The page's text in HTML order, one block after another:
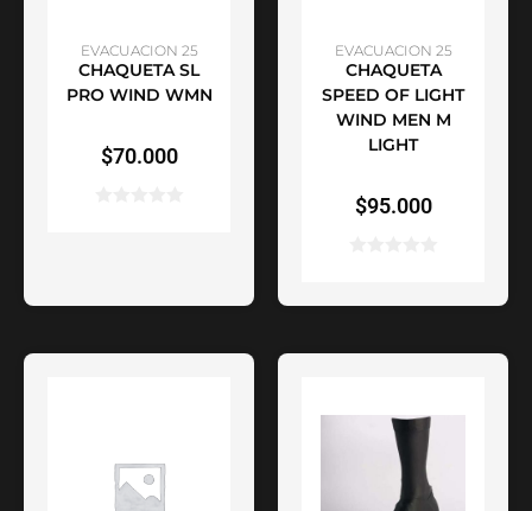
SELECCIONAR
OPCIONES
EVACUACION 25
CHAQUETA SL
PRO WIND WMN
$70.000
AÑADIR AL CARRITO
EVACUACION 25
CHAQUETA
SPEED OF LIGHT
WIND MEN M
LIGHT
$95.000